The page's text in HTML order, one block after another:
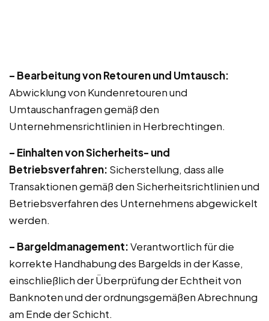
– Bearbeitung von Retouren und Umtausch:
Abwicklung von Kundenretouren und
Umtauschanfragen gemäß den
Unternehmensrichtlinien in Herbrechtingen.
– Einhalten von Sicherheits- und
Betriebsverfahren: Sicherstellung, dass alle
Transaktionen gemäß den Sicherheitsrichtlinien und
Betriebsverfahren des Unternehmens abgewickelt
werden.
– Bargeldmanagement:Verantwortlich für die
korrekte Handhabung des Bargelds in der Kasse,
einschließlich der Überprüfung der Echtheit von
Banknoten und der ordnungsgemäßen Abrechnung
am Ende der Schicht.